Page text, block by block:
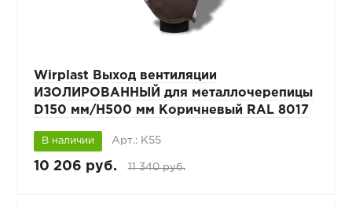
Wirplast Выход вентиляции
ИЗОЛИРОВАННЫЙ для металлочерепицы
D150 мм/H500 мм Коричневый RAL 8017
В наличии Арт.: К55
10 206 руб. 11 340 руб.